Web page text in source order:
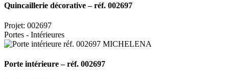
Quincaillerie décorative – réf. 002697
Projet: 002697
Portes - Intérieures
Porte intérieure – réf. 002697